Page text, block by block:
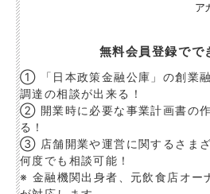
ア
無料会員登録でで
① 「日本政策金融公庫」の創業
調達の相談が出来る！
② 開業時に必要な事業計画書の
る！
③ 店舗開業や運営に関するさま
何度でも相談可能！
※ 金融機関出身者、元飲食店オー